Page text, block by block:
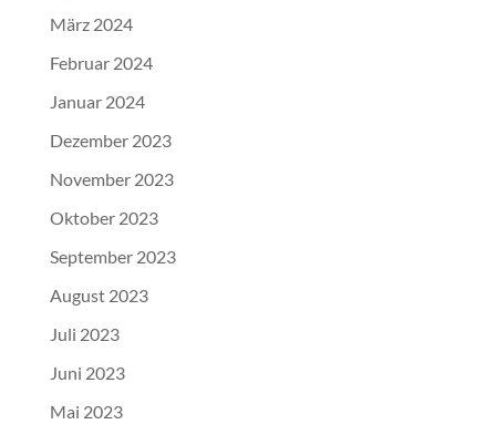
März 2024
Februar 2024
Januar 2024
Dezember 2023
November 2023
Oktober 2023
September 2023
August 2023
Juli 2023
Juni 2023
Mai 2023